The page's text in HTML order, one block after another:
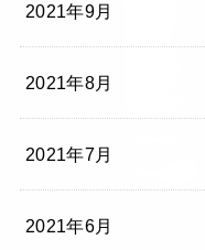
2021年9月
2021年8月
2021年7月
2021年6月